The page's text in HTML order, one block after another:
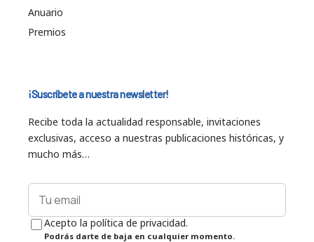
Anuario
Premios
¡Suscríbete a nuestra newsletter!
Recibe toda la actualidad responsable, invitaciones
exclusivas, acceso a nuestras publicaciones históricas, y
mucho más…
Acepto la política de privacidad.
Podrás darte de baja en cualquier momento.